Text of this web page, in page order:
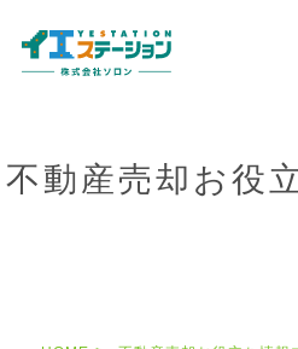
不動産売却お役